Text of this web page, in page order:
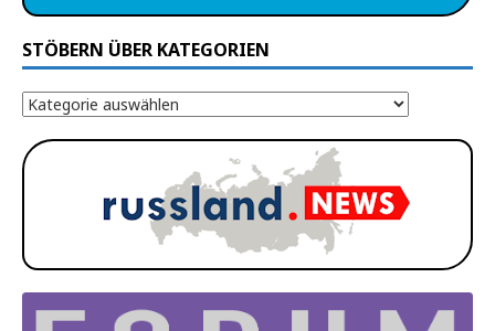
STÖBERN ÜBER KATEGORIEN